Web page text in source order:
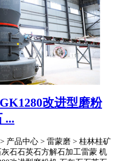
改进型磨粉
...
产品中心 > 雷蒙磨 > 桂林桂矿
石石英石方解石加工雷蒙 机